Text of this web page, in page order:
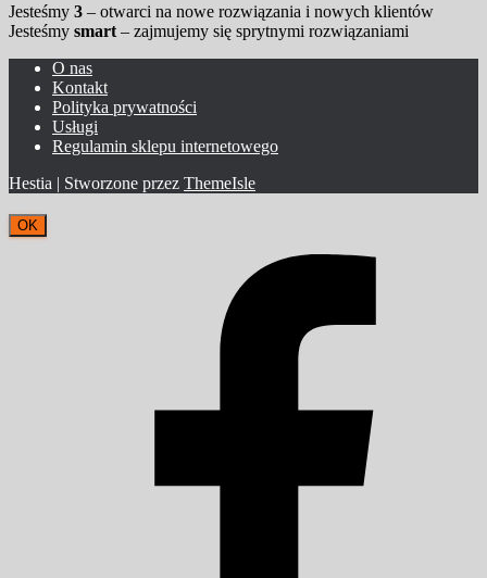
Jesteśmy 3 – otwarci na nowe rozwiązania i nowych klientów
Jesteśmy smart – zajmujemy się sprytnymi rozwiązaniami
O nas
Kontakt
Polityka prywatności
Usługi
Regulamin sklepu internetowego
Hestia | Stworzone przez ThemeIsle
OK